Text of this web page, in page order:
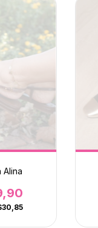
Alina